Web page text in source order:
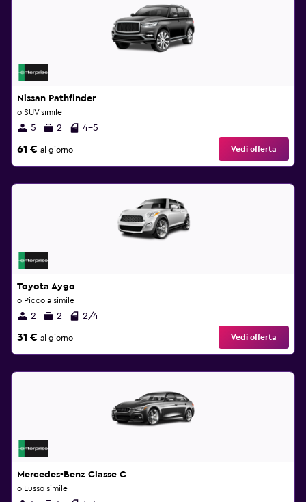
Nissan Pathfinder
o SUV simile
5 2 4-5
61 € al giorno Vedi offerta
Toyota Aygo
o Piccola simile
2 2 2/4
31 € al giorno Vedi offerta
Mercedes-Benz Classe C
o Lusso simile